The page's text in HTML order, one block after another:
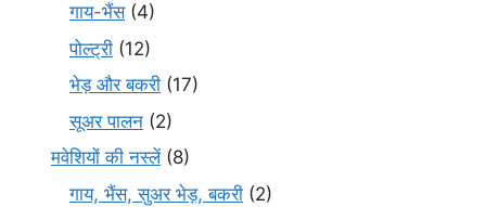
गाय-भैंस(4)
पोल्ट्री (12)
भेड़ और बकरी (17)
सूअर पालन (2)
मवेशियों की नस्लें(8)
गाय, भैंस, सुअर भेड़, बकरी (2)